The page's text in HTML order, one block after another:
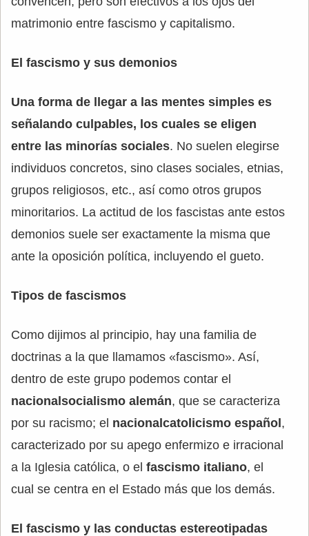
matrimonio entre fascismo y capitalismo.
El fascismo y sus demonios
Una forma de llegar a las mentes simples es
señalando culpables, los cuales se eligen
entre las minorías sociales. No suelen elegirse
individuos concretos, sino clases sociales, etnias,
grupos religiosos, etc., así como otros grupos
minoritarios. La actitud de los fascistas ante estos
demonios suele ser exactamente la misma que
ante la oposición política, incluyendo el gueto.
Tipos de fascismos
Como dijimos al principio, hay una familia de
doctrinas a la que llamamos «fascismo». Así,
dentro de este grupo podemos contar el
nacionalsocialismo alemán, que se caracteriza
por su racismo; el nacionalcatolicismo español,
caracterizado por su apego enfermizo e irracional
a la Iglesia católica, o el fascismo italiano, el
cual se centra en el Estado más que los demás.
El fascismo y las conductas estereotipadas